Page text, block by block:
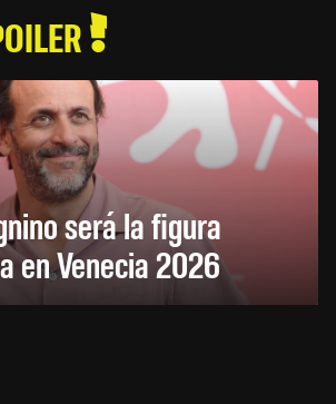
será la figura
en Venecia 2026